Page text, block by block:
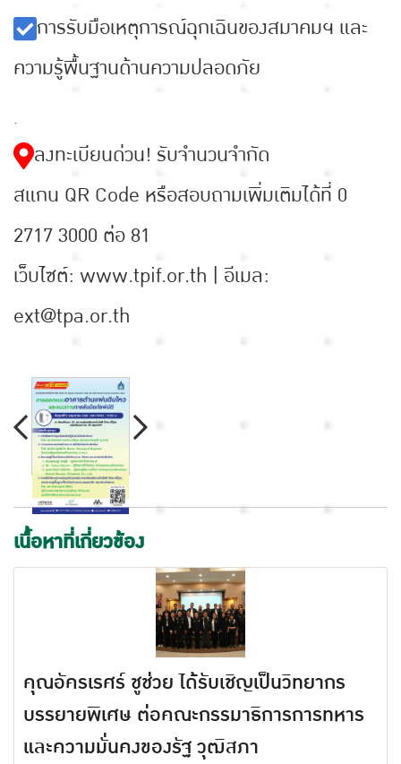
การรับมือเหตุการณ์ฉุกเฉินของสมาคมฯ และ
ความรู้พื้นฐานด้านความปลอดภัย
.
ลงทะเบียนด่วน! รับจำนวนจำกัด
สแกน QR Code หรือสอบถามเพิ่มเติมได้ที่ 0
2717 3000 ต่อ 81
เว็บไซต์: www.tpif.or.th | อีเมล:
ext@tpa.or.th
เนื้อหาที่เกี่ยวข้อง
คุณอัครเรศร์ ชูช่วย ได้รับเชิญเป็นวิทยากร
บรรยายพิเศษ ต่อคณะกรรมาธิการการทหาร
และความมั่นคงของรัฐ วุฒิสภา